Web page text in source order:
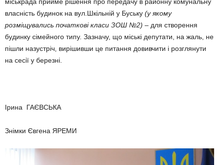
власність будинок на вул.Шкільній у Буську (у якому
розміщувались початкові класи ЗОШ №2) – для створення
будинку сімейного типу. Зазначу, що міські депутати, на жаль, не
пішли назустріч, вирішивши це питання довивчити і розглянути
на сесії у березні.
Ірина ГАЄВСЬКА
Знімки Євгена ЯРЕМИ